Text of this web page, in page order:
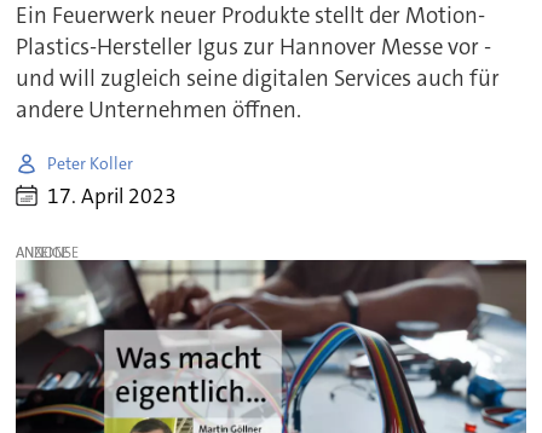
Ein Feuerwerk neuer Produkte stellt der Motion-
Plastics-Hersteller Igus zur Hannover Messe vor -
und will zugleich seine digitalen Services auch für
andere Unternehmen öffnen.
Peter Koller
17. April 2023
ANZEIGE